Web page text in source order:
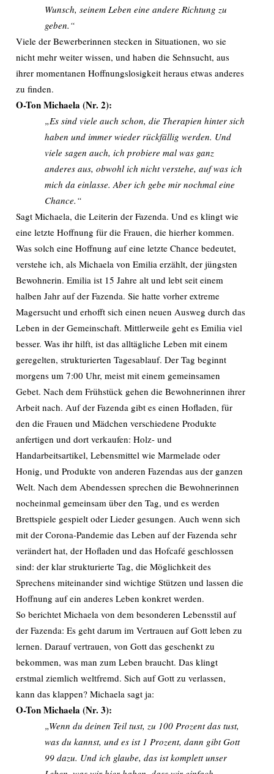
Wunsch, seinem Leben eine andere Richtung zu
geben.“
Viele der Bewerberinnen stecken in Situationen, wo sie
nicht mehr weiter wissen, und haben die Sehnsucht, aus
ihrer momentanen Hoffnungslosigkeit heraus etwas anderes
zu finden.
O-Ton Michaela (Nr. 2):
„Es sind viele auch schon, die Therapien hinter sich
haben und immer wieder rückfällig werden. Und
viele sagen auch, ich probiere mal was ganz
anderes aus, obwohl ich nicht verstehe, auf was ich
mich da einlasse. Aber ich gebe mir nochmal eine
Chance.“
Sagt Michaela, die Leiterin der Fazenda. Und es klingt wie
eine letzte Hoffnung für die Frauen, die hierher kommen.
Was solch eine Hoffnung auf eine letzte Chance bedeutet,
verstehe ich, als Michaela von Emilia erzählt, der jüngsten
Bewohnerin. Emilia ist 15 Jahre alt und lebt seit einem
halben Jahr auf der Fazenda. Sie hatte vorher extreme
Magersucht und erhofft sich einen neuen Ausweg durch das
Leben in der Gemeinschaft. Mittlerweile geht es Emilia viel
besser. Was ihr hilft, ist das alltägliche Leben mit einem
geregelten, strukturierten Tagesablauf. Der Tag beginnt
morgens um 7:00 Uhr, meist mit einem gemeinsamen
Gebet. Nach dem Frühstück gehen die Bewohnerinnen ihrer
Arbeit nach. Auf der Fazenda gibt es einen Hofladen, für
den die Frauen und Mädchen verschiedene Produkte
anfertigen und dort verkaufen: Holz- und
Handarbeitsartikel, Lebensmittel wie Marmelade oder
Honig, und Produkte von anderen Fazendas aus der ganzen
Welt. Nach dem Abendessen sprechen die Bewohnerinnen
nocheinmal gemeinsam über den Tag, und es werden
Brettspiele gespielt oder Lieder gesungen. Auch wenn sich
mit der Corona-Pandemie das Leben auf der Fazenda sehr
verändert hat, der Hofladen und das Hofcafé geschlossen
sind: der klar strukturierte Tag, die Möglichkeit des
Sprechens miteinander sind wichtige Stützen und lassen die
Hoffnung auf ein anderes Leben konkret werden.
So berichtet Michaela von dem besonderen Lebensstil auf
der Fazenda: Es geht darum im Vertrauen auf Gott leben zu
lernen. Darauf vertrauen, von Gott das geschenkt zu
bekommen, was man zum Leben braucht. Das klingt
erstmal ziemlich weltfremd. Sich auf Gott zu verlassen,
kann das klappen? Michaela sagt ja:
O-Ton Michaela (Nr. 3):
„Wenn du deinen Teil tust, zu 100 Prozent das tust,
was du kannst, und es ist 1 Prozent, dann gibt Gott
99 dazu. Und ich glaube, das ist komplett unser